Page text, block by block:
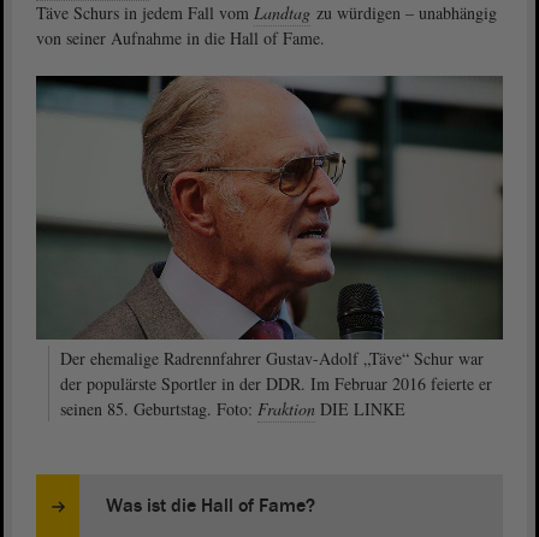
Täve Schurs in jedem Fall vom Landtag zu würdigen – unabhängig
von seiner Aufnahme in die Hall of Fame.
Der ehemalige Radrennfahrer Gustav-Adolf „Täve“ Schur war
der populärste Sportler in der DDR. Im Februar 2016 feierte er
seinen 85. Geburtstag. Foto: Fraktion DIE LINKE
Was ist die Hall of Fame?